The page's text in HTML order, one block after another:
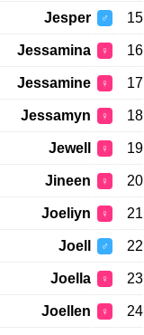
15
♂
Jesper
16
♀
Jessamina
17
♀
Jessamine
18
♀
Jessamyn
19
♀
Jewell
20
♀
Jineen
21
♀
Joeliyn
22
♂
Joell
23
♀
Joella
24
♀
Joellen